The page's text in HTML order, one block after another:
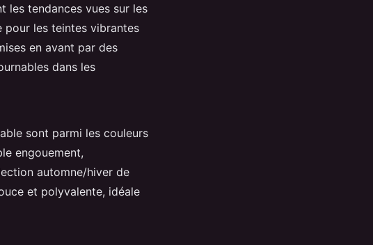
les tendances vues sur les
les teintes vibrantes
en avant par des
dans les
sont parmi les couleurs
engouement,
automne/hiver de
et polyvalente, idéale